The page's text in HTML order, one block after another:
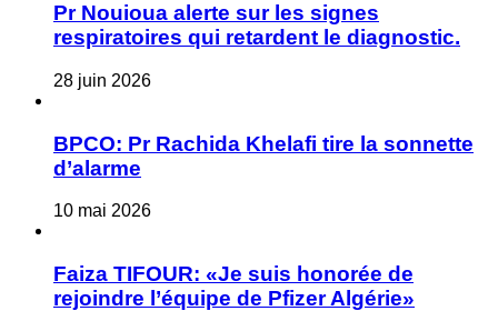
Pr Nouioua alerte sur les signes
respiratoires qui retardent le diagnostic.
28 juin 2026
BPCO: Pr Rachida Khelafi tire la sonnette
d’alarme
10 mai 2026
Faiza TIFOUR: «Je suis honorée de
rejoindre l’équipe de Pfizer Algérie»